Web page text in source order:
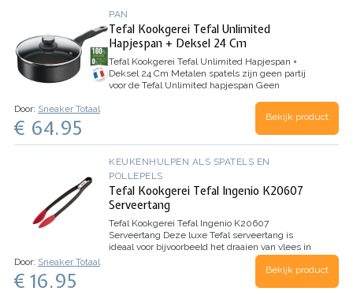
PAN
Tefal Kookgerei Tefal Unlimited
Hapjespan + Deksel 24 Cm
Tefal Kookgerei Tefal Unlimited Hapjespan +
Deksel 24 Cm Metalen spatels zijn geen partij
voor de Tefal Unlimited hapjespan Geen
juiste hapjespan kan al het verschil maken. De
Door: Sneaker Totaal
€ 64.95 Bekijk product
KEUKENHULPEN ALS SPATELS EN
POLLEPELS
Tefal Kookgerei Tefal Ingenio K20607
Serveertang
Tefal Kookgerei Tefal Ingenio K20607
Serveertang Deze luxe Tefal serveertang is
ideaal voor bijvoorbeeld het draaien van vlees in
de koekenpan. Geschikt voor gebruik tot
temperaturen van 260°C. Dankzij de zeer sterke
Door: Sneaker Totaal
€ 16.95 Bekijk product